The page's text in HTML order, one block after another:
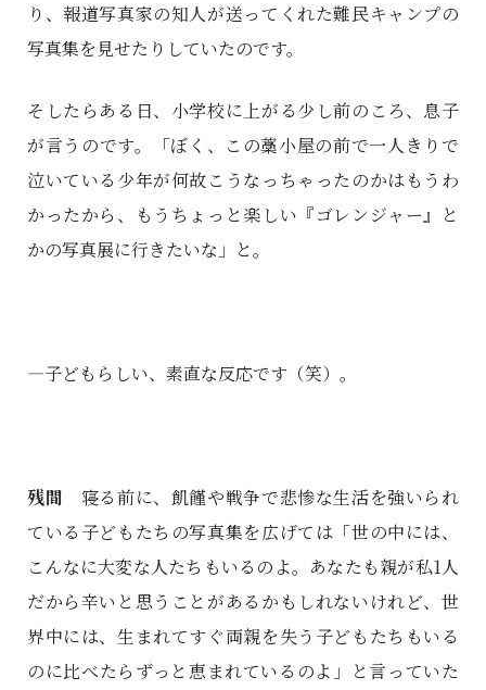
り、報道写真家の知人が送ってくれた難民キャンプの
写真集を見せたりしていたのです。
そしたらある日、小学校に上がる少し前のころ、息子
が言うのです。「ぼく、この藁小屋の前で一人きりで
泣いている少年が何故こうなっちゃったのかはもうわ
かったから、もうちょっと楽しい『ゴレンジャー』と
かの写真展に行きたいな」と。
―子どもらしい、素直な反応です（笑）。
残間 寝る前に、飢饉や戦争で悲惨な生活を強いられ
ている子どもたちの写真集を広げては「世の中には、
こんなに大変な人たちもいるのよ。あなたも親が私1人
だから辛いと思うことがあるかもしれないけれど、世
界中には、生まれてすぐ両親を失う子どもたちもいる
のに比べたらずっと恵まれているのよ」と言っていた